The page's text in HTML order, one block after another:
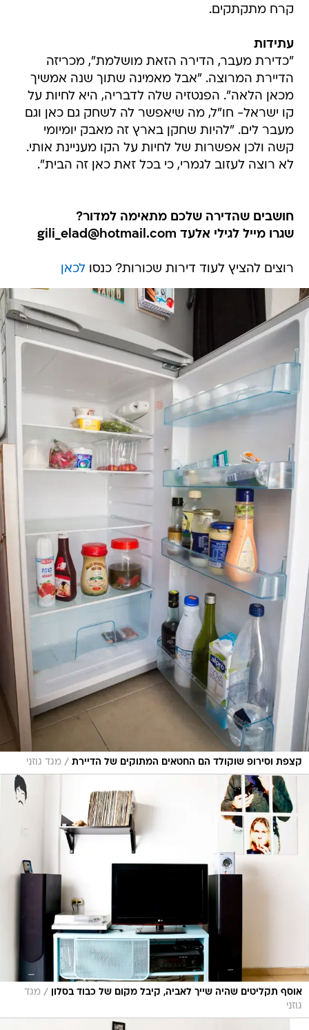
קרח מתקתקים.
עתידות
"כדירת מעבר, הדירה הזאת מושלמת", מכריזה
הדיירת המרוצה. "אבל מאמינה שתוך שנה אמשיך
מכאן הלאה". הפנטזיה שלה לדבריה, היא לחיות על
קו ישראל- חו"ל, מה שיאפשר לה לשחק גם כאן וגם
מעבר לים. "להיות שחקן בארץ זה מאבק יומיומי
קשה ולכן אפשרות של לחיות על הקו מעניינת אותי.
לא רוצה לעזוב לגמרי, כי בכל זאת כאן זה הבית".
חושבים שהדירה שלכם מתאימה למדור?
שגרו מייל לגילי אלעד gili_elad@hotmail.com
רוצים להציץ לעוד דירות שכורות? כנסולכאן
קצפת וסירופ שוקולד הם החטאים המתוקים של הדיירת / מגד גוזני
אוסף תקליטים שהיה שייך לאביה, קיבל מקום של כבוד בסלון / מגד
גוזני